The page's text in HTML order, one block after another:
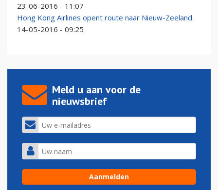
23-06-2016 - 11:07
Hong Kong Airlines opent route naar Nieuw-Zeeland
14-05-2016 - 09:25
Meld u aan voor de
nieuwsbrief